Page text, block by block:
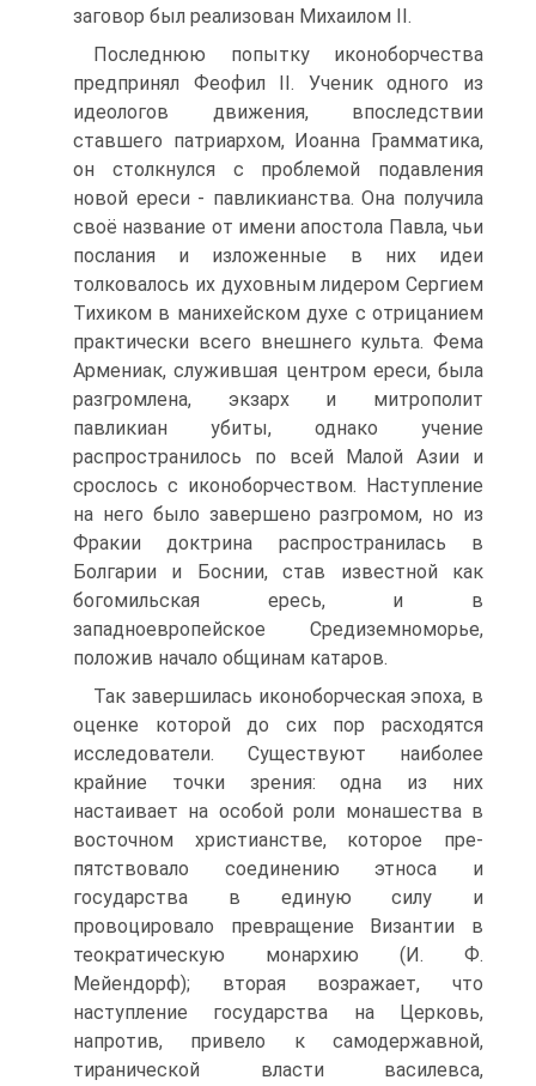
заговор был реализован Михаилом II.
Последнюю попытку иконоборчества
предпринял Феофил II. Ученик одного из
идеологов движения, впоследствии
ставшего патриархом, Иоанна Граммати­ка,
он столкнулся с проблемой подавления
новой ереси - павликианства. Она получила
своё название от имени апостола Павла, чьи
послания и изложенные в них идеи
толковалось их духовным лидером Сергием
Тихиком в манихейском духе с отрицанием
практически всего внешнего культа. Фема
Армениак, служив­шая центром ереси, была
разгромлена, экзарх и митрополит
павликиан убиты, однако учение
распространилось по всей Малой Азии и
срослось с иконоборче­ством. Наступление
на него было завершено разгромом, но из
Фракии доктрина распространилась в
Болгарии и Боснии, став известной как
богомильская ересь, и в
западноевропейское Средиземноморье,
положив начало общинам катаров.
Так завершилась иконоборческая эпоха, в
оценке которой до сих пор расхо­дятся
исследователи. Существуют наиболее
крайние точки зрения: одна из них
настаивает на особой роли монашества в
восточном христианстве, которое пре­
пятствовало соединению этноса и
государства в единую силу и
провоцировало превращение Византии в
теократическую монархию (И. Ф.
Мейендорф); вторая возражает, что
наступление государства на Церковь,
напротив, привело к само­державной,
тиранической власти василевса,